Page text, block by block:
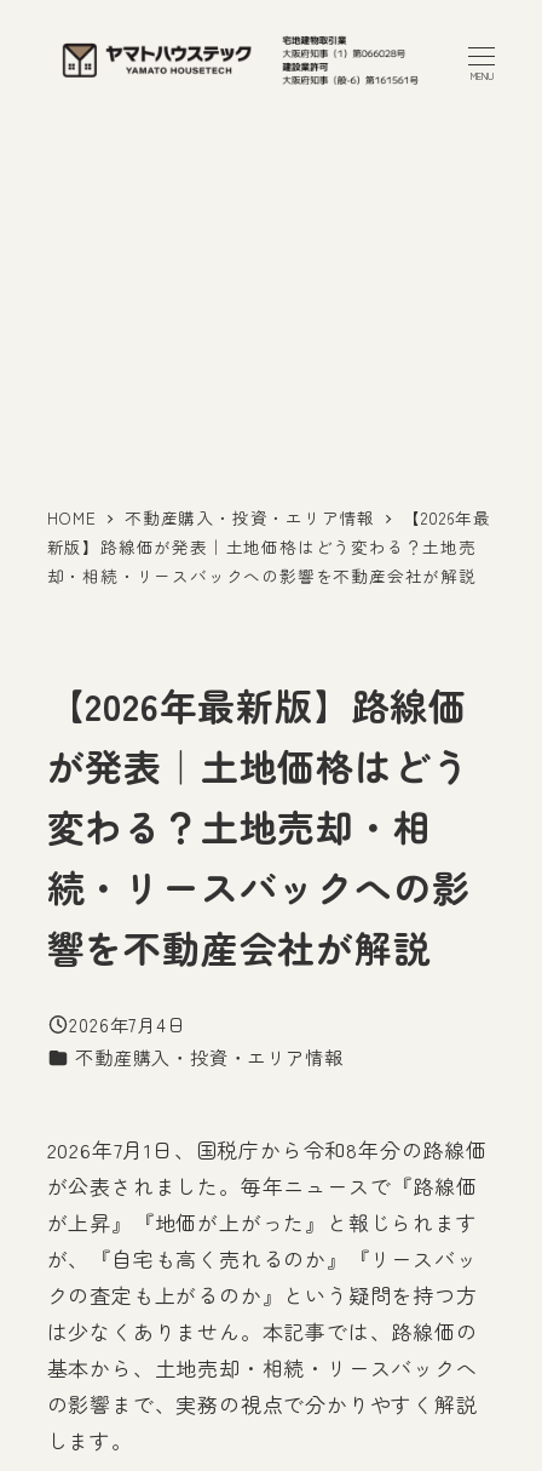
MENU
HOME 不動産購入・投資・エリア情報
【2026年最
新版】路線価が発表｜土地価格はどう変わる？土地売
却・相続・リースバックへの影響を不動産会社が解説
【2026年最新版】路線価
が発表｜土地価格はどう
変わる？土地売却・相
続・リースバックへの影
響を不動産会社が解説
投稿日
2026年7月4日
カテゴリー
不動産購入・投資・エリア情報
2026年7月1日、国税庁から令和8年分の路線価
が公表されました。毎年ニュースで『路線価
が上昇』『地価が上がった』と報じられます
が、『自宅も高く売れるのか』『リースバッ
クの査定も上がるのか』という疑問を持つ方
は少なくありません。本記事では、路線価の
基本から、土地売却・相続・リースバックへ
の影響まで、実務の視点で分かりやすく解説
します。